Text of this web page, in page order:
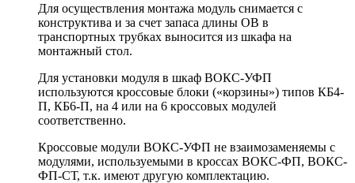
Для осуществления монтажа модуль снимается с
конструктива и за счет запаса длины ОВ в
транспортных трубках выносится из шкафа на
монтажный стол.
Для установки модуля в шкаф ВОКС-УФП
используются кроссовые блоки («корзины») типов КБ4-
П, КБ6-П, на 4 или на 6 кроссовых модулей
соответственно.
Кроссовые модули ВОКС-УФП не взаимозаменяемы с
модулями, используемыми в кроссах ВОКС-ФП, ВОКС-
ФП-СТ, т.к. имеют другую комплектацию.